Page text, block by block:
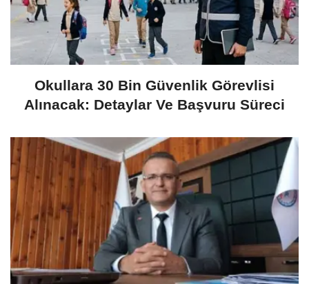
Okullara 30 Bin Güvenlik Görevlisi
Alınacak: Detaylar Ve Başvuru Süreci